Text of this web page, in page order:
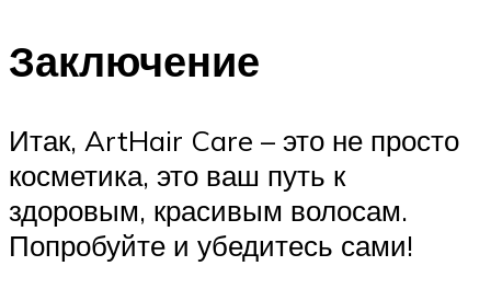
Заключение
Итак, ArtHair Care – это не просто
косметика, это ваш путь к
здоровым, красивым волосам.
Попробуйте и убедитесь сами!